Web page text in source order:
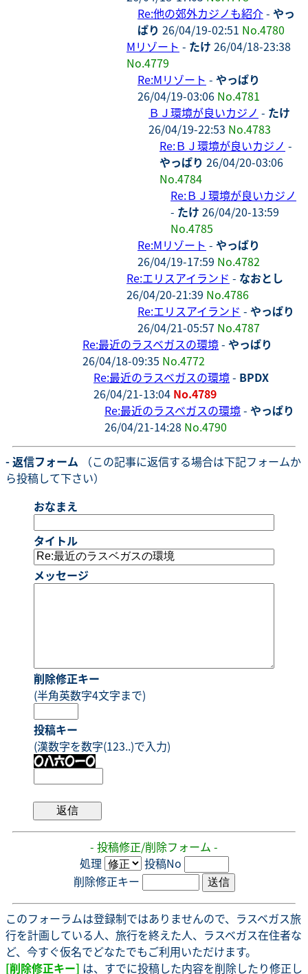
Re:他の郊外カジノも紹介- やっ
ぱり 26/04/19-02:51 No.4780
Mリゾート - たけ 26/04/18-23:38
No.4779
Re:Mリゾート - やっぱり
26/04/19-03:06 No.4781
ＢＪ環境が良いカジノ - たけ
26/04/19-22:53 No.4783
Re:ＢＪ環境が良いカジノ -
やっぱり 26/04/20-03:06
No.4784
Re:ＢＪ環境が良いカジノ
- たけ 26/04/20-13:59
No.4785
Re:Mリゾート - やっぱり
26/04/19-17:59 No.4782
Re:エリスアイランド - なおとし
26/04/20-21:39 No.4786
Re:エリスアイランド - やっぱり
26/04/21-05:57 No.4787
Re:最近のラスベガスの環境- やっぱり
26/04/18-09:35 No.4772
Re:最近のラスベガスの環境- BPDX
26/04/21-13:04 No.4789
Re:最近のラスベガスの環境- やっぱり
26/04/21-14:28 No.4790
- 返信フォーム （この記事に返信する場合は下記フォームか
ら投稿して下さい）
おなまえ
タイトル
メッセージ
削除修正キー
(半角英数字4文字まで)
投稿キー
(漢数字を数字(123..)で入力)
- 投稿修正/削除フォーム -
処理
投稿No
削除修正キー
このフォーラムは登録制ではありませんので、ラスベガス旅
行を計画している人、旅行を終えた人、ラスベガス在住者な
ど、今すぐ仮名でどなたでもご利用いただけます。
[削除修正キー] は、すでに投稿した内容を削除したり修正し